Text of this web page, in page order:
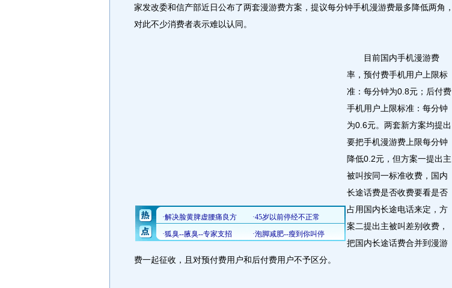
家发改委和信产部近日公布了两套漫游费方案，提议每分钟手机漫游费最多降低两角，
对此不少消费者表示难以认同。
目前国内手机漫游费
率，预付费手机用户上限标
准：每分钟为0.8元；后付费
手机用户上限标准：每分钟
为0.6元。两套新方案均提出
要把手机漫游费上限每分钟
降低0.2元，但方案一提出主
被叫按同一标准收费，国内
长途话费是否收费要看是否
占用国内长途电话来定，方
案二提出主被叫差别收费，
把国内长途话费合并到漫游
费一起征收，且对预付费用户和后付费用户不予区分。